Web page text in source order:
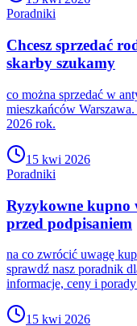
Poradniki
Chcesz sprzedać
skarby szukamy
co można sprzedać w
mieszkańców
2026 rok.
15 kwi 2026
Poradniki
Ryzykowne kupno
przed podpisaniem
na co zwrócić uwagę
sprawdź nasz poradnik
informacje, ceny i
15 kwi 2026